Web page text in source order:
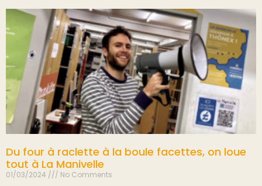
Du four à raclette à la boule facettes, on loue
tout à La Manivelle
01/03/2024 No Comments